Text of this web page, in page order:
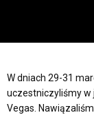
W dniach 29-31
uczestniczyliśmy w
Vegas.